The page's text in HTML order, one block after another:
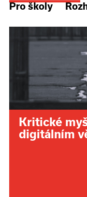
Pro školy
Kritické
digitálním